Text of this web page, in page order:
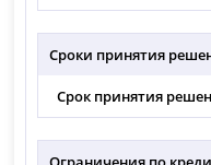
Сроки принятия
Срок принятия